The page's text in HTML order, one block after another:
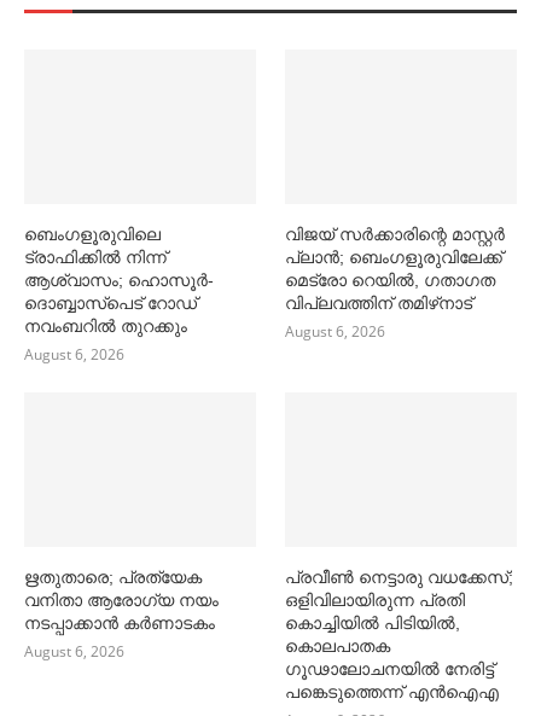
ബെംഗളൂരുവിലെ
ട്രാഫിക്കില്‍ നിന്ന്
ആശ്വാസം; ഹൊസൂര്‍-
ദൊബ്ബാസ്പെട് റോഡ്
നവംബറില്‍ തുറക്കും
August 6, 2026
വിജയ് സര്‍ക്കാരിന്റെ മാസ്റ്റര്‍
പ്ലാന്‍; ബെംഗളൂരുവിലേക്ക്
മെട്രോ റെയില്‍, ഗതാഗത
വിപ്ലവത്തിന് തമിഴ്‌നാട്
August 6, 2026
ഋതുതാരെ; പ്രത്യേക
വനിതാ ആരോഗ്യ നയം
നടപ്പാക്കാൻ കര്‍ണാടകം
August 6, 2026
പ്രവീൺ നെട്ടാരു വധക്കേസ്;
ഒളിവിലായിരുന്ന പ്രതി
കൊച്ചിയിൽ പിടിയിൽ,
കൊലപാതക
ഗൂഢാലോചനയിൽ നേരിട്ട്
പങ്കെടുത്തെന്ന് എൻഐഎ